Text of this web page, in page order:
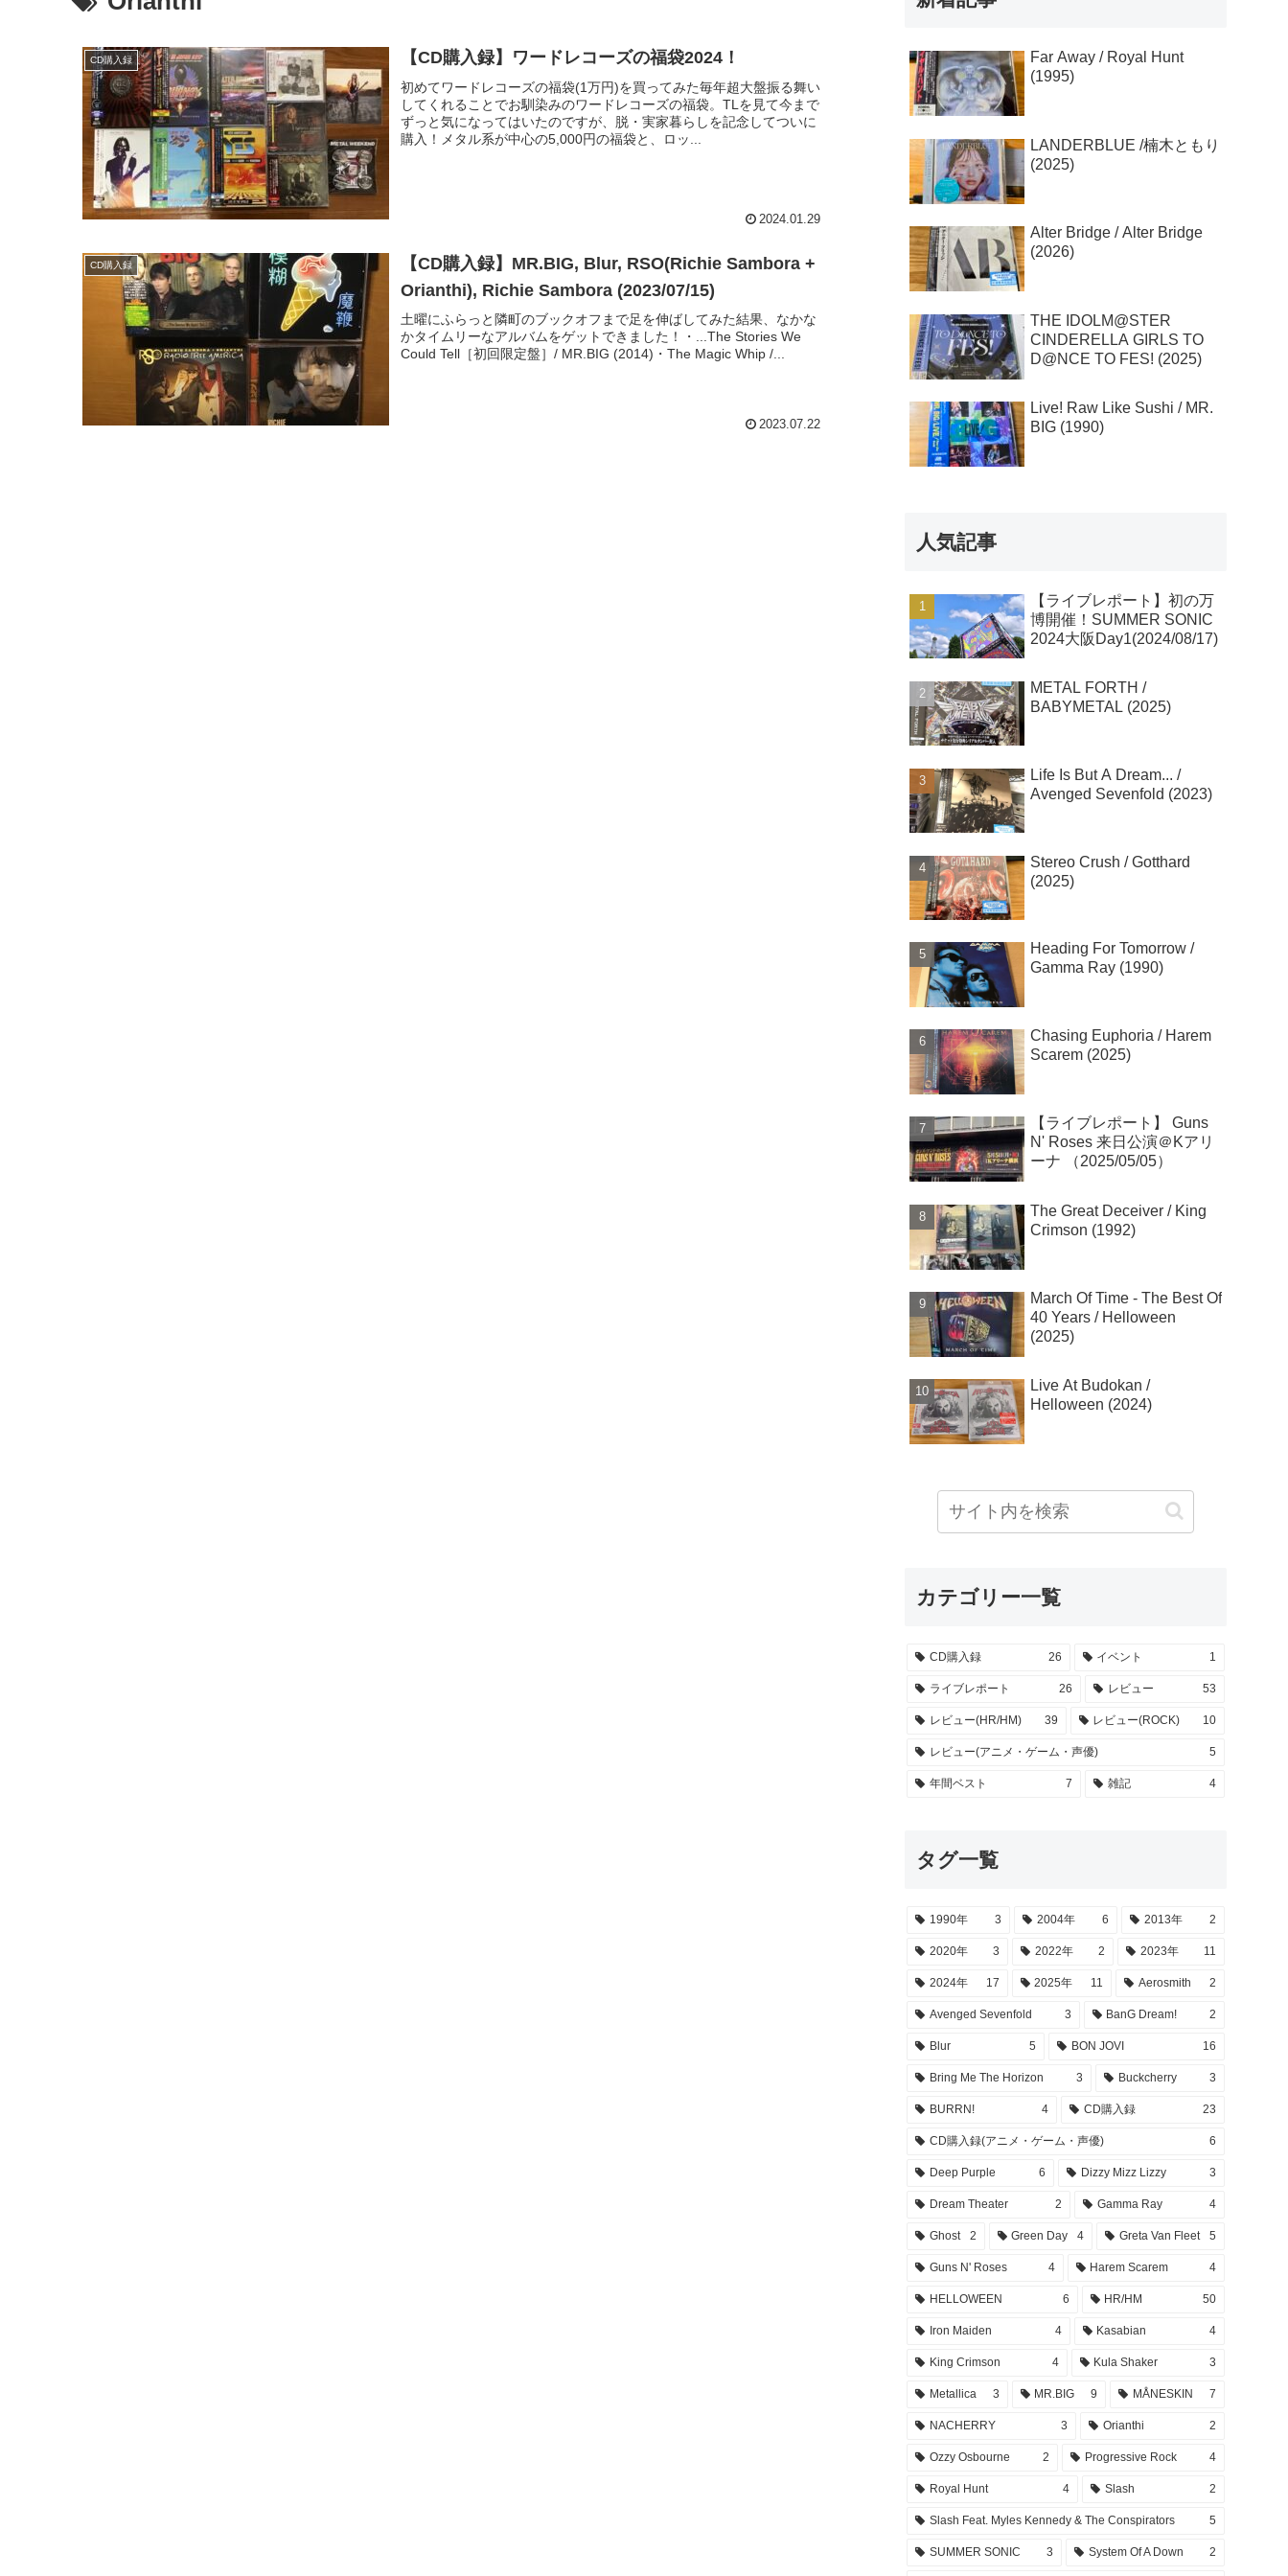
CD購入録 【CD購入録】ワードレコーズの福袋2024！
初めてワードレコーズの福袋(1万円)を買ってみた毎年超大盤振る舞い
してくれることでお馴染みのワードレコーズの福袋。TLを見て今まで
ずっと気になってはいたのですが、脱・実家暮らしを記念してついに
購入！メタル系が中心の5,000円の福袋と、ロッ...
2024.01.29
CD購入録
【CD購入録】MR.BIG, Blur, RSO(Richie Sambora +
Orianthi), Richie Sambora (2023/07/15)
土曜にふらっと隣町のブックオフまで足を伸ばしてみた結果、なかな
かタイムリーなアルバムをゲットできました！・...The Stories We
Could Tell［初回限定盤］/ MR.BIG (2014)・The Magic Whip /...
2023.07.22
Far Away / Royal Hunt
(1995)
LANDERBLUE /楠木ともり
(2025)
Alter Bridge / Alter Bridge
(2026)
THE IDOLM@STER
CINDERELLA GIRLS TO
D@NCE TO FES! (2025)
Live! Raw Like Sushi / MR.
BIG (1990)
人気記事
【ライブレポート】初の万
博開催！SUMMER SONIC
2024大阪Day1(2024/08/17)
METAL FORTH /
BABYMETAL (2025)
Life Is But A Dream... /
Avenged Sevenfold (2023)
Stereo Crush / Gotthard
(2025)
Heading For Tomorrow /
Gamma Ray (1990)
Chasing Euphoria / Harem
Scarem (2025)
【ライブレポート】 Guns
N' Roses 来日公演＠Kアリ
ーナ （2025/05/05）
The Great Deceiver / King
Crimson (1992)
March Of Time - The Best Of
40 Years / Helloween
(2025)
Live At Budokan /
Helloween (2024)
カテゴリー一覧
CD購入録 26 イベント 1
ライブレポート 26 レビュー 53
レビュー(HR/HM) 39 レビュー(ROCK) 10
レビュー(アニメ・ゲーム・声優) 5
年間ベスト 7 雑記 4
タグ一覧
1990年 3 2004年 6 2013年 2
2020年 3 2022年 2 2023年 11
2024年 17 2025年 11 Aerosmith 2
Avenged Sevenfold 3 BanG Dream! 2
Blur 5 BON JOVI 16
Bring Me The Horizon 3 Buckcherry 3
BURRN! 4 CD購入録 23
CD購入録(アニメ・ゲーム・声優) 6
Deep Purple 6 Dizzy Mizz Lizzy 3
Dream Theater 2 Gamma Ray 4
Ghost 2 Green Day 4 Greta Van Fleet 5
Guns N' Roses 4 Harem Scarem 4
HELLOWEEN 6 HR/HM 50
Iron Maiden 4 Kasabian 4
King Crimson 4 Kula Shaker 3
Metallica 3 MR.BIG 9 MÅNESKIN 7
NACHERRY 3 Orianthi 2
Ozzy Osbourne 2 Progressive Rock 4
Royal Hunt 4 Slash 2
Slash Feat. Myles Kennedy & The Conspirators 5
SUMMER SONIC 3 System Of A Down 2